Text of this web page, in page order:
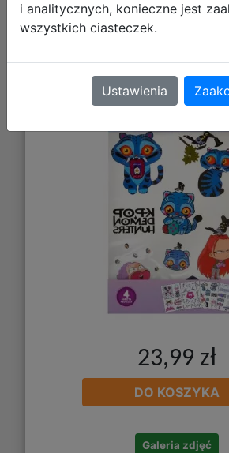
Zestaw Tatuaży K-Pop
Hunters
23,99 zł
DO KOSZYKA
Galeria zdjęć
i analitycznych, konieczne jest
wszystkich ciasteczek.
Ustawienia